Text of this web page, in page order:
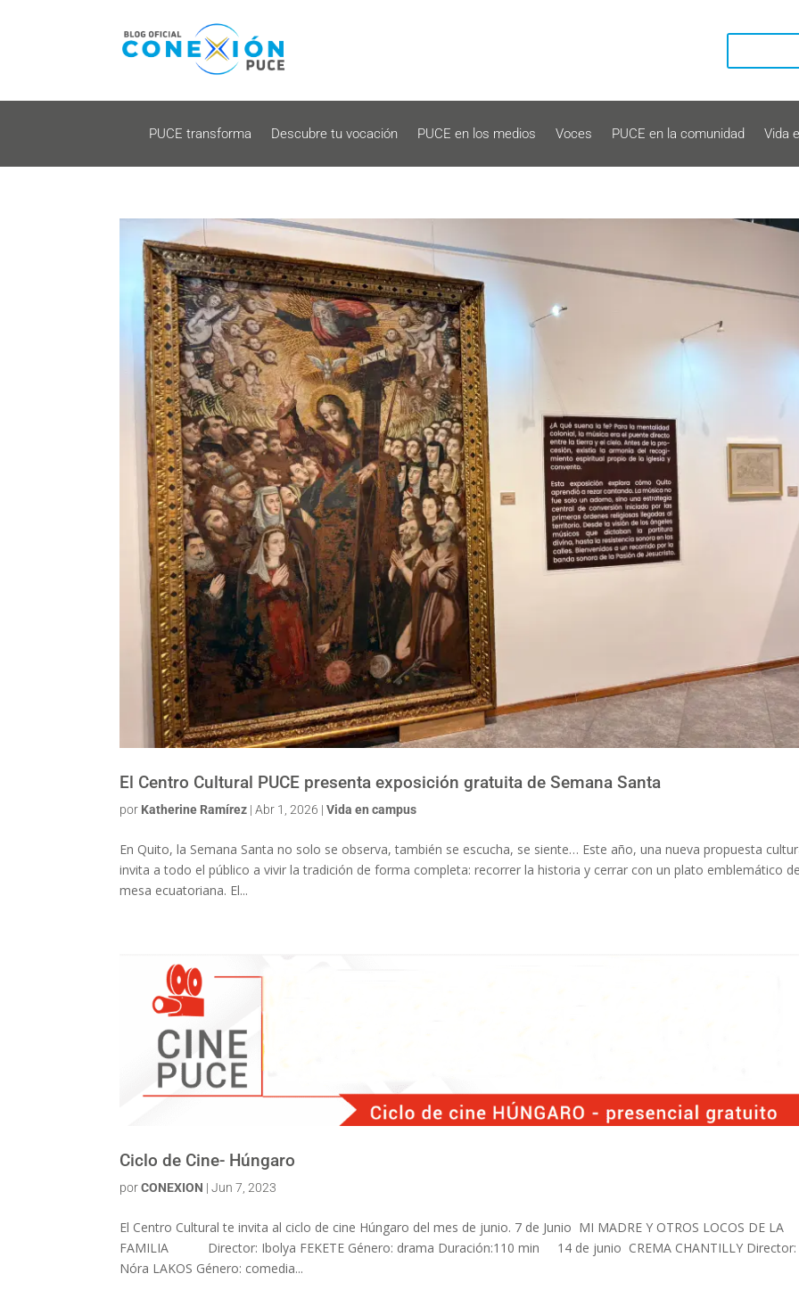
PUCE transforma Descubre tu vocación PUCE en los medios Voces PUCE en la comunidad Vida
El Centro Cultural PUCE presenta exposición gratuita de Semana Santa
por Katherine Ramírez |Abr 1, 2026 |Vida en campus
En Quito, la Semana Santa no solo se observa, también se escucha, se siente… Este año, una nueva propuesta
invita a todo el público a vivir la tradición de forma completa: recorrer la historia y cerrar con un plato emblemático
mesa ecuatoriana. El...
Ciclo de Cine- Húngaro
porCONEXION |Jun 7, 2023
El Centro Cultural te invita al ciclo de cine Húngaro del mes de junio. 7 de Junio MI MADRE Y OTROS LOCOS DE LA
FAMILIA Director: Ibolya FEKETE Género: drama Duración:110 min 14 de junio CREMA CHANTILLY Director:
Nóra LAKOS Género: comedia...